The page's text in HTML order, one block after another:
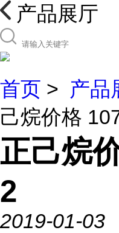
产品展厅
首页 > 产品
己烷价格
正己烷
2
2019-01-03